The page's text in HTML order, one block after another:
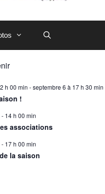
h 00 min -septembre 6 à 17 h 30 min
!
- 14 h 00 min
associations
- 17 h 00 min
la saison